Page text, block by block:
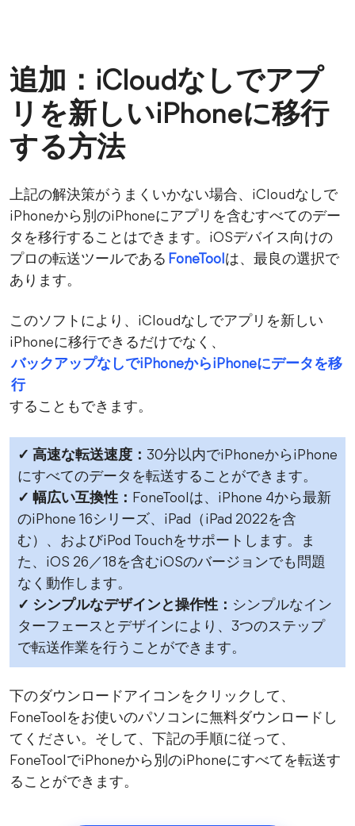
追加：iCloudなしでアプ
リを新しいiPhoneに移行
する方法
上記の解決策がうまくいかない場合、iCloudなしで
iPhoneから別のiPhoneにアプリを含むすべてのデー
タを移行することはできます。iOSデバイス向けの
プロの転送ツールである FoneTool は、最良の選択で
あります。
このソフトにより、iCloudなしでアプリを新しい
iPhoneに移行できるだけでなく、
バックアップなしでiPhoneからiPhoneにデータを移
行
することもできます。
✓ 高速な転送速度： 30分以内でiPhoneからiPhone
にすべてのデータを転送することができます。
✓ 幅広い互換性： FoneToolは、iPhone 4から最新
のiPhone 16シリーズ、iPad（iPad 2022を含
む）、およびiPod Touchをサポートします。ま
た、iOS 26／18を含むiOSのバージョンでも問題
なく動作します。
✓ シンプルなデザインと操作性： シンプルなイン
ターフェースとデザインにより、3つのステップ
で転送作業を行うことができます。
下のダウンロードアイコンをクリックして、
FoneToolをお使いのパソコンに無料ダウンロードし
てください。そして、下記の手順に従って、
FoneToolでiPhoneから別のiPhoneにすべてを転送す
ることができます。